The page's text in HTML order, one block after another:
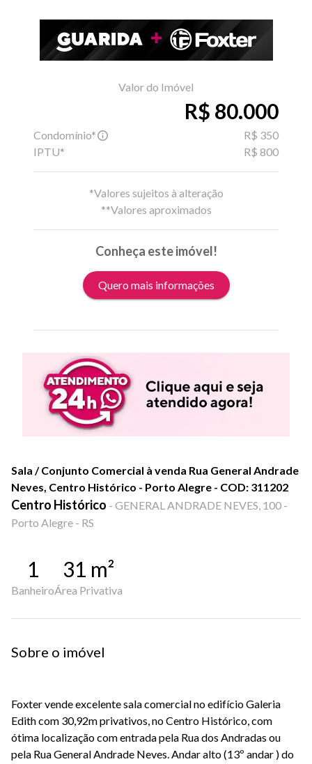
Valor do Imóvel
R$ 80.000
Condomínio*
R$ 350
IPTU*
R$ 800
*Valores sujeitos à alteração
**Valores aproximados
Conheça este imóvel!
Quero mais informações
Sala / Conjunto Comercial à venda Rua General Andrade
Neves, Centro Histórico - Porto Alegre - COD: 311202
Centro Histórico - GENERAL ANDRADE NEVES, 100 -
Porto Alegre - RS
1
Banheiro
31 m²
Área Privativa
Sobre o imóvel
Foxter vende excelente sala comercial no edifício Galeria
Edith com 30,92m privativos, no Centro Histórico, com
ótima localização com entrada pela Rua dos Andradas ou
pela Rua General Andrade Neves. Andar alto (13º andar ) do